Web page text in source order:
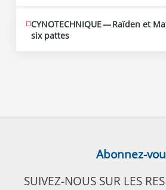
CYNOTECHNIQUE — Raïden et
six pattes
Abonnez-
SUIVEZ-NOUS SUR LES